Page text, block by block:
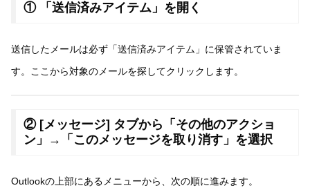
① 「送信済みアイテム」を開く
送信したメールは必ず「送信済みアイテム」に保管されていま
す。ここから対象のメールを探してクリックします。
② [メッセージ] タブから「その他のアクショ
ン」→「このメッセージを取り消す」を選択
Outlookの上部にあるメニューから、次の順に進みます。